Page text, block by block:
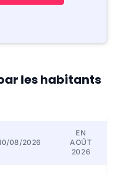
les habitants
08/2026
EN
AOÛT
2026